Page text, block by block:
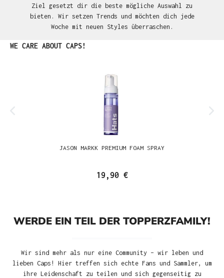
Ziel gesetzt dir die beste mögliche Auswahl zu
bieten. Wir setzen Trends und möchten dich jede
Woche mit neuen Styles überraschen.
Produktgalerie überspringen
WE CARE ABOUT CAPS!
JASON MARKK PREMIUM FOAM SPRAY
19,90 €
WERDE EIN TEIL DER TOPPERZFAMILY!
Wir sind mehr als nur eine Community – wir leben und
lieben Caps! Hier treffen sich echte Fans und Sammler, um
ihre Leidenschaft zu teilen und sich gegenseitig zu